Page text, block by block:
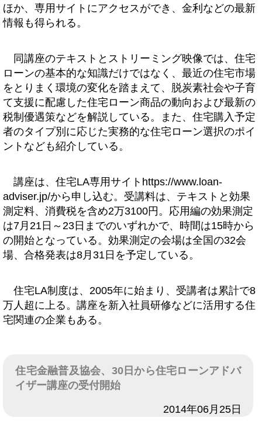
ほか、専用サイトにアクセスができ、金利などの最新
情報も得られる。
同講座のテキストとストリーミング映像では、住宅
ローンの基本的な知識だけではなく、最近の住宅市場
をとりまく環境の変化を踏まえて、脱炭素社会や子育
て支援に配慮した住宅ローン商品の動向および最新の
税制優遇策などを解説している。また、住宅購入予定
者のタイプ別に応じた実務的な住宅ローン選択のポイ
ントなども紹介している。
講座は、住宅LA専用サイトhttps://www.loan-
adviser.jp/から申し込む。受講料は、テキストと効果
測定料、消費税を含め2万3100円。応用編の効果測定
は7月21日～23日までのいずれかで、時間は15時から
の開始となっている。効果測定の会場は全国の32会
場、合格発表は8月31日を予定している。
住宅LA制度は、2005年に始まり、受講者は累計で8
万人超に上る。講座を新入社員研修などに活用する住
宅関連の企業もある。
住宅金融普及協会、30日から住宅ローンアドバ
イザー講座の受付開始
2014年06月25日